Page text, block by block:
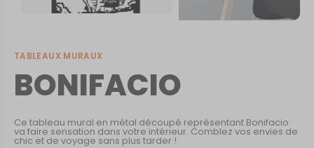
TABLEAUX MURAUX
BONIFACIO
Ce tableau mural en métal découpé représentant Bonifacio
va faire sensation dans votre intérieur. Comblez vos envies de
chic et de voyage sans plus tarder !